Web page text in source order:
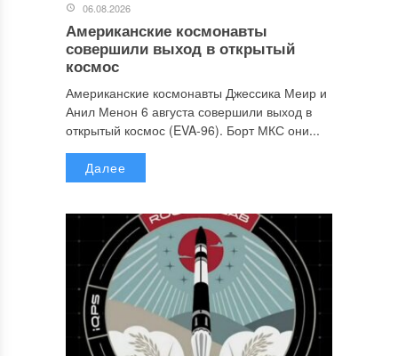
06.08.2026
Американские космонавты
совершили выход в открытый
космос
Американские космонавты Джессика Меир и
Анил Менон 6 августа совершили выход в
открытый космос (EVA-96). Борт МКС они...
Далее